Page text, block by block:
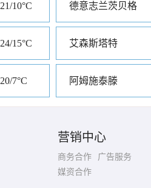
21/10°C 德意志兰茨贝格
24/15°C 艾森斯塔特
20/7°C 阿姆施泰滕
营销中心
商务合作
广告服务
媒资合作